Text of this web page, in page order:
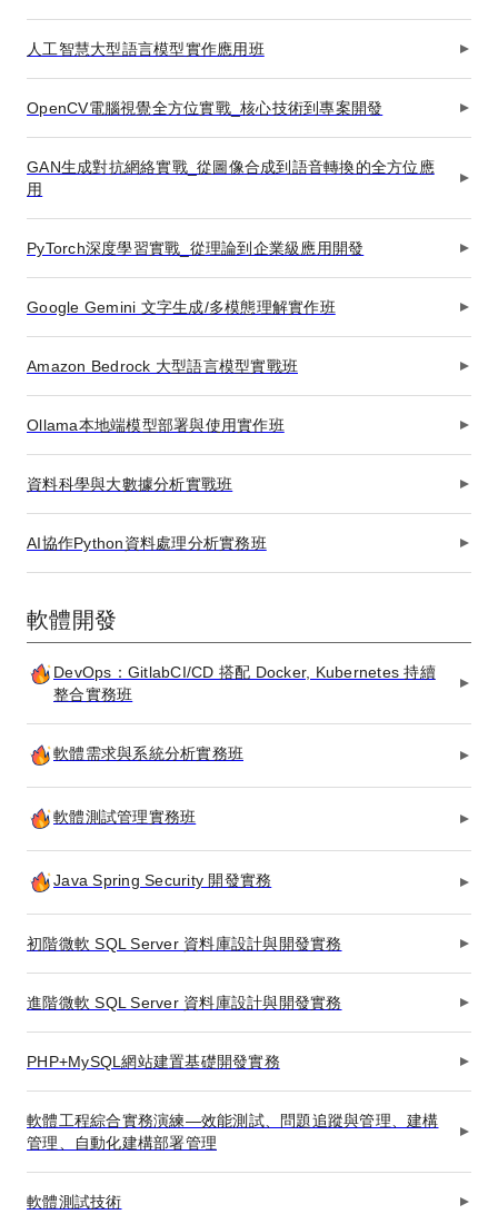
人工智慧大型語言模型實作應用班
OpenCV電腦視覺全方位實戰_核心技術到專案開發
GAN生成對抗網絡實戰_從圖像合成到語音轉換的全方位應
用
PyTorch深度學習實戰_從理論到企業級應用開發
Google Gemini 文字生成/多模態理解實作班
Amazon Bedrock 大型語言模型實戰班
Ollama本地端模型部署與使用實作班
資料科學與大數據分析實戰班
AI協作Python資料處理分析實務班
軟體開發
DevOps：GitlabCI/CD 搭配 Docker, Kubernetes 持續
整合實務班
軟體需求與系統分析實務班
軟體測試管理實務班
Java Spring Security 開發實務
初階微軟 SQL Server 資料庫設計與開發實務
進階微軟 SQL Server 資料庫設計與開發實務
PHP+MySQL網站建置基礎開發實務
軟體工程綜合實務演練—效能測試、問題追蹤與管理、建構
管理、自動化建構部署管理
軟體測試技術